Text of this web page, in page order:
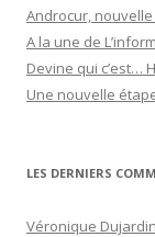
Androcur,
A la une de
Devine qui c’est…
Une nouvelle
LES DERNIERS
Véronique Dujardin